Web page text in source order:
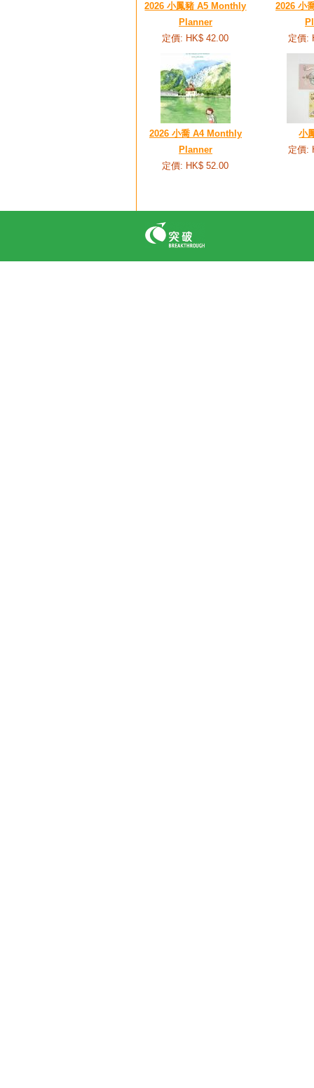
2026 小鳳豬 A5 Monthly
Planner
定價: HK$ 42.00
2026 小
定價:
2026 小喬 A4 Monthly
Planner
定價: HK$ 52.00
小
定價: